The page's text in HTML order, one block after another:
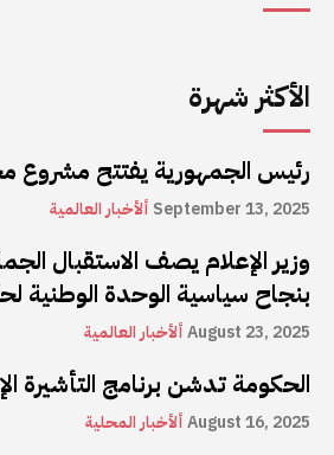
الأكثر شهرة
رئيس الجمهورية يفتتح مشروع
ألأخبار العالمية September 13, 2025
وزير الإعلام يصف الاستقبال
بنجاح سياسية الوحدة الوطنية
ألأخبار العالميةAugust 23, 2025
الحكومة تدشن برنامج التأشيرة
ألأخبار المحليةAugust 16, 2025